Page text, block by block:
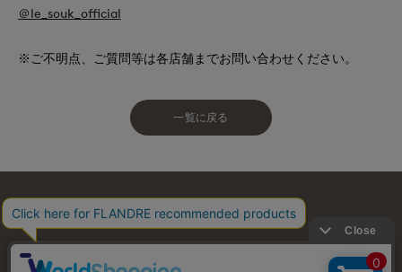
＠le_souk_official
※ご不明点、ご質問等は各店舗までお問い合わせください。
一覧に戻る
お問い合わせ 利用規約 プライバシーポリシー